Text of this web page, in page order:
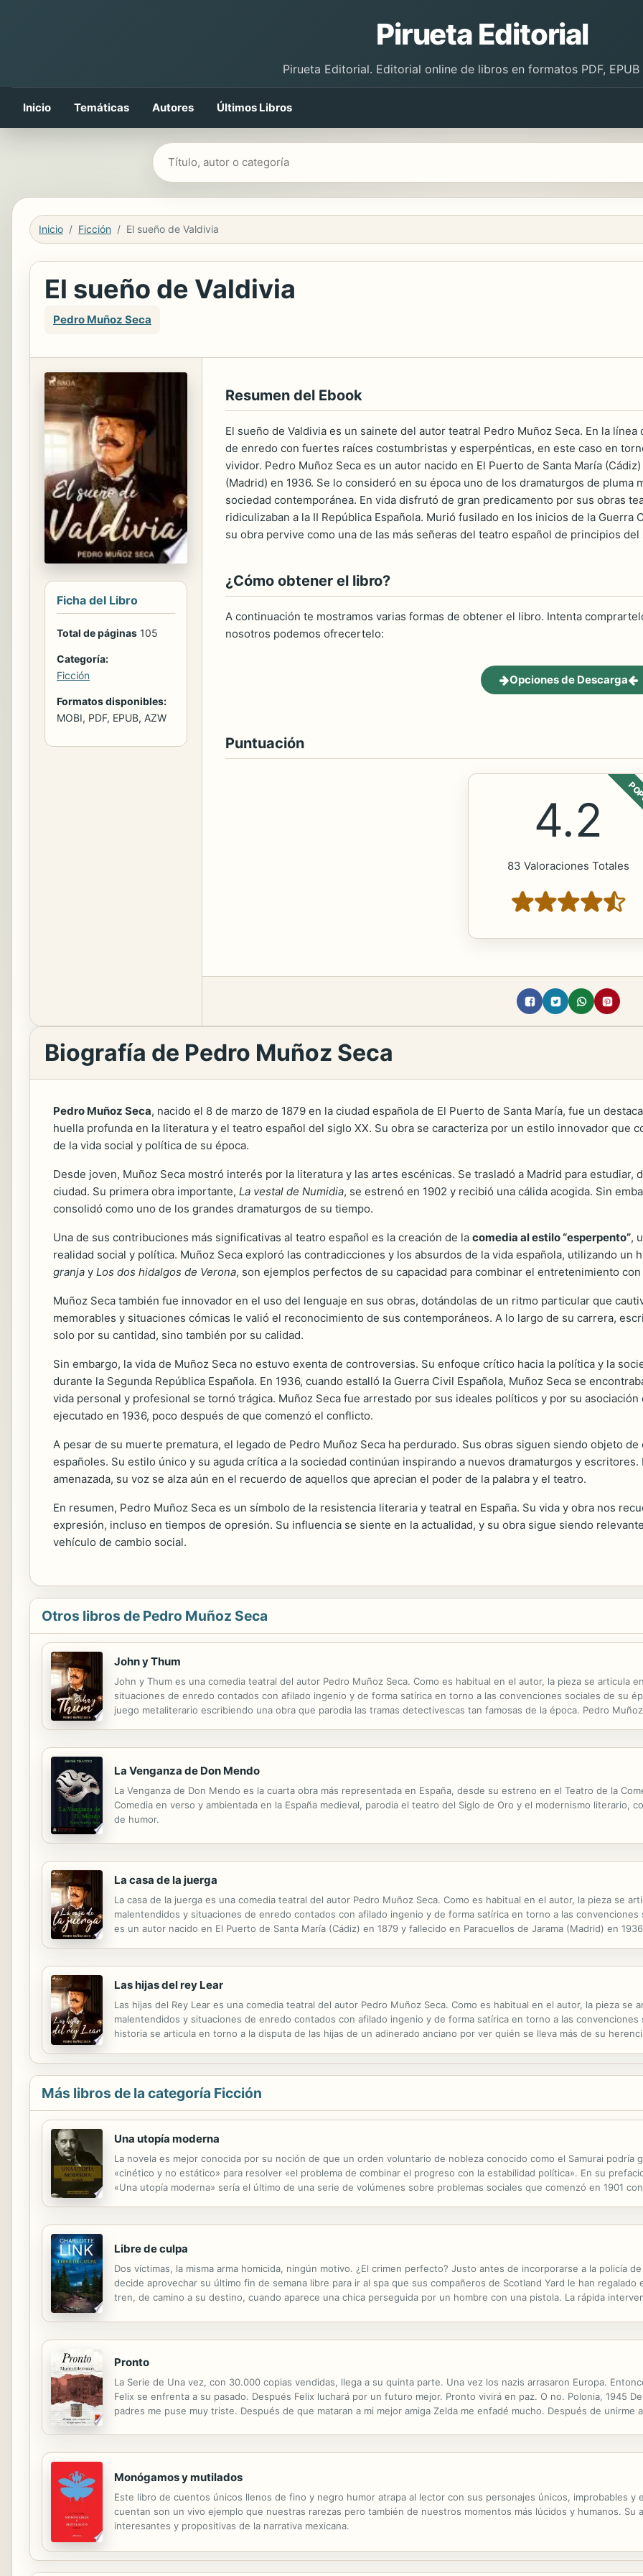
Pirueta Editorial
Pirueta Editorial. Editorial online de libros en formatos PDF, EPUB
Inicio Temáticas Autores Últimos Libros
Buscar libros
Inicio Ficción El sueño de Valdivia
El sueño de Valdivia
Pedro Muñoz Seca
Ficha del Libro
Total de páginas 105
Categoría:
Ficción
Formatos disponibles:
MOBI, PDF, EPUB, AZW
Resumen del Ebook
El sueño de Valdivia es un sainete del autor teatral Pedro Muñoz Seca. En la
de enredo con fuertes raíces costumbristas y esperpénticas, en este caso en
vividor. Pedro Muñoz Seca es un autor nacido en El Puerto de Santa María
(Madrid) en 1936. Se lo consideró en su época uno de los dramaturgos de pluma
sociedad contemporánea. En vida disfrutó de gran predicamento por sus obras
ridiculizaban a la II República Española. Murió fusilado en los inicios de la Guerra
su obra pervive como una de las más señeras del teatro español de principios del
¿Cómo obtener el libro?
A continuación te mostramos varias formas de obtener el libro. Intenta
nosotros podemos ofrecertelo:
Opciones de Descarga
Puntuación
4.2
83 Valoraciones Totales
Biografía de Pedro Muñoz Seca
Pedro Muñoz Seca, nacido el 8 de marzo de 1879 en la ciudad española de El Puerto de Santa María, fue un
huella profunda en la literatura y el teatro español del siglo XX. Su obra se caracteriza por un estilo innovador que
de la vida social y política de su época.
Desde joven, Muñoz Seca mostró interés por la literatura y las artes escénicas. Se trasladó a Madrid para estudiar,
ciudad. Su primera obra importante, La vestal de Numidia, se estrenó en 1902 y recibió una cálida acogida. Sin
consolidó como uno de los grandes dramaturgos de su tiempo.
Una de sus contribuciones más significativas al teatro español es la creación de la comedia al estilo “esperpento”,
realidad social y política. Muñoz Seca exploró las contradicciones y los absurdos de la vida española, utilizando un
granja y Los dos hidalgos de Verona, son ejemplos perfectos de su capacidad para combinar el entretenimiento
Muñoz Seca también fue innovador en el uso del lenguaje en sus obras, dotándolas de un ritmo particular que
memorables y situaciones cómicas le valió el reconocimiento de sus contemporáneos. A lo largo de su carrera,
solo por su cantidad, sino también por su calidad.
Sin embargo, la vida de Muñoz Seca no estuvo exenta de controversias. Su enfoque crítico hacia la política y la
durante la Segunda República Española. En 1936, cuando estalló la Guerra Civil Española, Muñoz Seca se
vida personal y profesional se tornó trágica. Muñoz Seca fue arrestado por sus ideales políticos y por su
ejecutado en 1936, poco después de que comenzó el conflicto.
A pesar de su muerte prematura, el legado de Pedro Muñoz Seca ha perdurado. Sus obras siguen siendo objeto
españoles. Su estilo único y su aguda crítica a la sociedad continúan inspirando a nuevos dramaturgos y
amenazada, su voz se alza aún en el recuerdo de aquellos que aprecian el poder de la palabra y el teatro.
En resumen, Pedro Muñoz Seca es un símbolo de la resistencia literaria y teatral en España. Su vida y obra nos
expresión, incluso en tiempos de opresión. Su influencia se siente en la actualidad, y su obra sigue siendo
vehículo de cambio social.
Otros libros de Pedro Muñoz Seca
John y Thum
John y Thum es una comedia teatral del autor Pedro Muñoz Seca. Como es habitual en el autor, la pieza se articula
situaciones de enredo contados con afilado ingenio y de forma satírica en torno a las convenciones sociales de su
juego metaliterario escribiendo una obra que parodia las tramas detectivescas tan famosas de la época. Pedro
La Venganza de Don Mendo
La Venganza de Don Mendo es la cuarta obra más representada en España, desde su estreno en el Teatro de la
Comedia en verso y ambientada en la España medieval, parodia el teatro del Siglo de Oro y el modernismo literario,
de humor.
La casa de la juerga
La casa de la juerga es una comedia teatral del autor Pedro Muñoz Seca. Como es habitual en el autor, la pieza se
malentendidos y situaciones de enredo contados con afilado ingenio y de forma satírica en torno a las convenciones
es un autor nacido en El Puerto de Santa María (Cádiz) en 1879 y fallecido en Paracuellos de Jarama (Madrid) en
Las hijas del rey Lear
Las hijas del Rey Lear es una comedia teatral del autor Pedro Muñoz Seca. Como es habitual en el autor, la pieza se
malentendidos y situaciones de enredo contados con afilado ingenio y de forma satírica en torno a las convenciones
historia se articula en torno a la disputa de las hijas de un adinerado anciano por ver quién se lleva más de su
Más libros de la categoría Ficción
Una utopía moderna
La novela es mejor conocida por su noción de que un orden voluntario de nobleza conocido como el Samurai podría
«cinético y no estático» para resolver «el problema de combinar el progreso con la estabilidad política». En su
«Una utopía moderna» sería el último de una serie de volúmenes sobre problemas sociales que comenzó en 1901
Libre de culpa
Dos víctimas, la misma arma homicida, ningún motivo. ¿El crimen perfecto? Justo antes de incorporarse a la policía
decide aprovechar su último fin de semana libre para ir al spa que sus compañeros de Scotland Yard le han
tren, de camino a su destino, cuando aparece una chica perseguida por un hombre con una pistola. La rápida
Pronto
La Serie de Una vez, con 30.000 copias vendidas, llega a su quinta parte. Una vez los nazis arrasaron Europa.
Felix se enfrenta a su pasado. Después Felix luchará por un futuro mejor. Pronto vivirá en paz. O no. Polonia, 1945
padres me puse muy triste. Después de que mataran a mi mejor amiga Zelda me enfadé mucho. Después de unirme
Monógamos y mutilados
Este libro de cuentos únicos llenos de fino y negro humor atrapa al lector con sus personajes únicos, improbables y
cuentan son un vivo ejemplo que nuestras rarezas pero también de nuestros momentos más lúcidos y humanos. Su
interesantes y propositivas de la narrativa mexicana.